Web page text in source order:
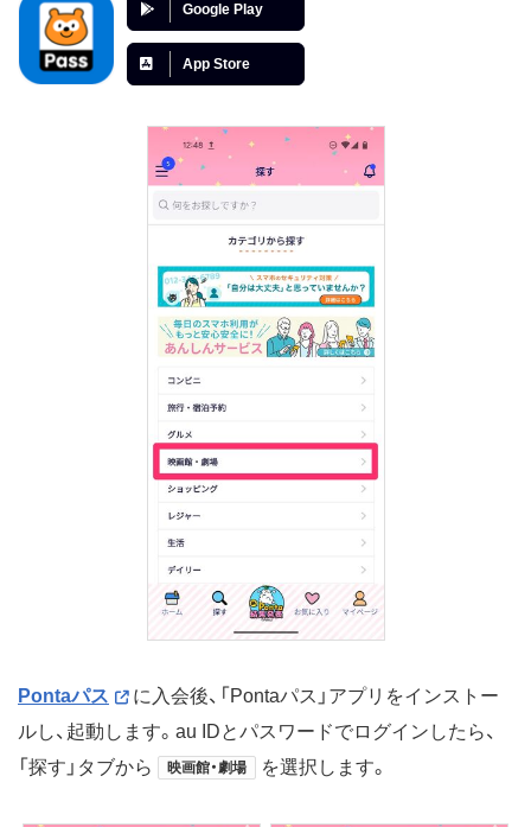
Google Play
App Store
Pontaパス
に入会後、「Pontaパス」アプリをインストー
ルし、起動します。au IDとパスワードでログインしたら、
「探す」タブから
映画館・劇場 を選択します。